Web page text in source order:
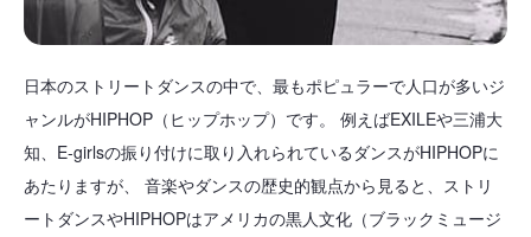
日本のストリートダンスの中で、最もポピュラーで人口が多いジ
ャンルがHIPHOP（ヒップホップ）です。 例えばEXILEや三浦大
知、E-girlsの振り付けに取り入れられているダンスがHIPHOPに
あたりますが、 音楽やダンスの歴史的観点から見ると、ストリ
ートダンスやHIPHOPはアメリカの黒人文化（ブラックミュージ